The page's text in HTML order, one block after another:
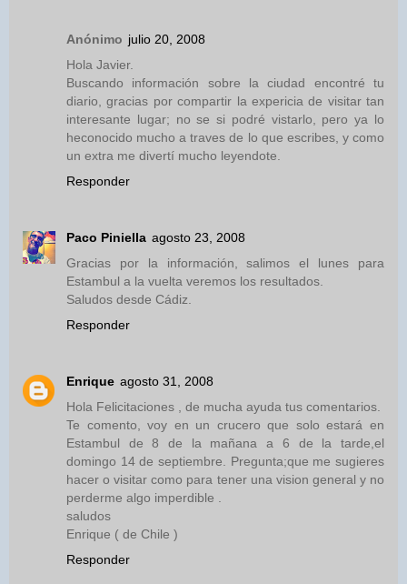
Anónimo julio 20, 2008
Hola Javier.
Buscando información sobre la ciudad encontré tu
diario, gracias por compartir la expericia de visitar tan
interesante lugar; no se si podré vistarlo, pero ya lo
heconocido mucho a traves de lo que escribes, y como
un extra me divertí mucho leyendote.
Responder
Paco Piniella agosto 23, 2008
Gracias por la información, salimos el lunes para
Estambul a la vuelta veremos los resultados.
Saludos desde Cádiz.
Responder
Enrique agosto 31, 2008
Hola Felicitaciones , de mucha ayuda tus comentarios.
Te comento, voy en un crucero que solo estará en
Estambul de 8 de la mañana a 6 de la tarde,el
domingo 14 de septiembre. Pregunta;que me sugieres
hacer o visitar como para tener una vision general y no
perderme algo imperdible .
saludos
Enrique ( de Chile )
Responder